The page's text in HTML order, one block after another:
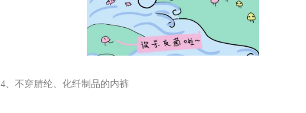
4、不穿腈纶、化纤制品的内裤